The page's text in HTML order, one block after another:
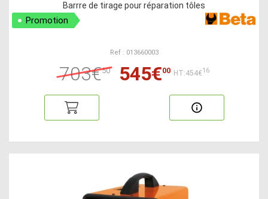
Barrre de tirage pour réparation tôles
Promotion
Ref : 013660003
703€50 545€00 HT:454€16